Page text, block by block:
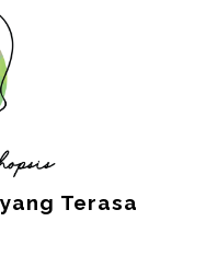
Terasa